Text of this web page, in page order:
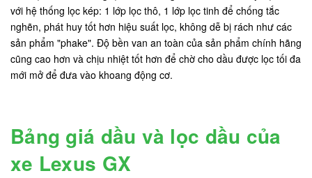
với hệ thống lọc kép: 1 lớp lọc thô, 1 lớp lọc tinh để chống tắc
nghẽn, phát huy tốt hơn hiệu suất lọc, không dễ bị rách như các
sản phẩm "phake". Độ bền van an toàn của sản phẩm chính hãng
cũng cao hơn và chịu nhiệt tốt hơn để chờ cho dầu được lọc tối đa
mới mở để đưa vào khoang động cơ.
Bảng giá dầu và lọc dầu của
xe Lexus GX